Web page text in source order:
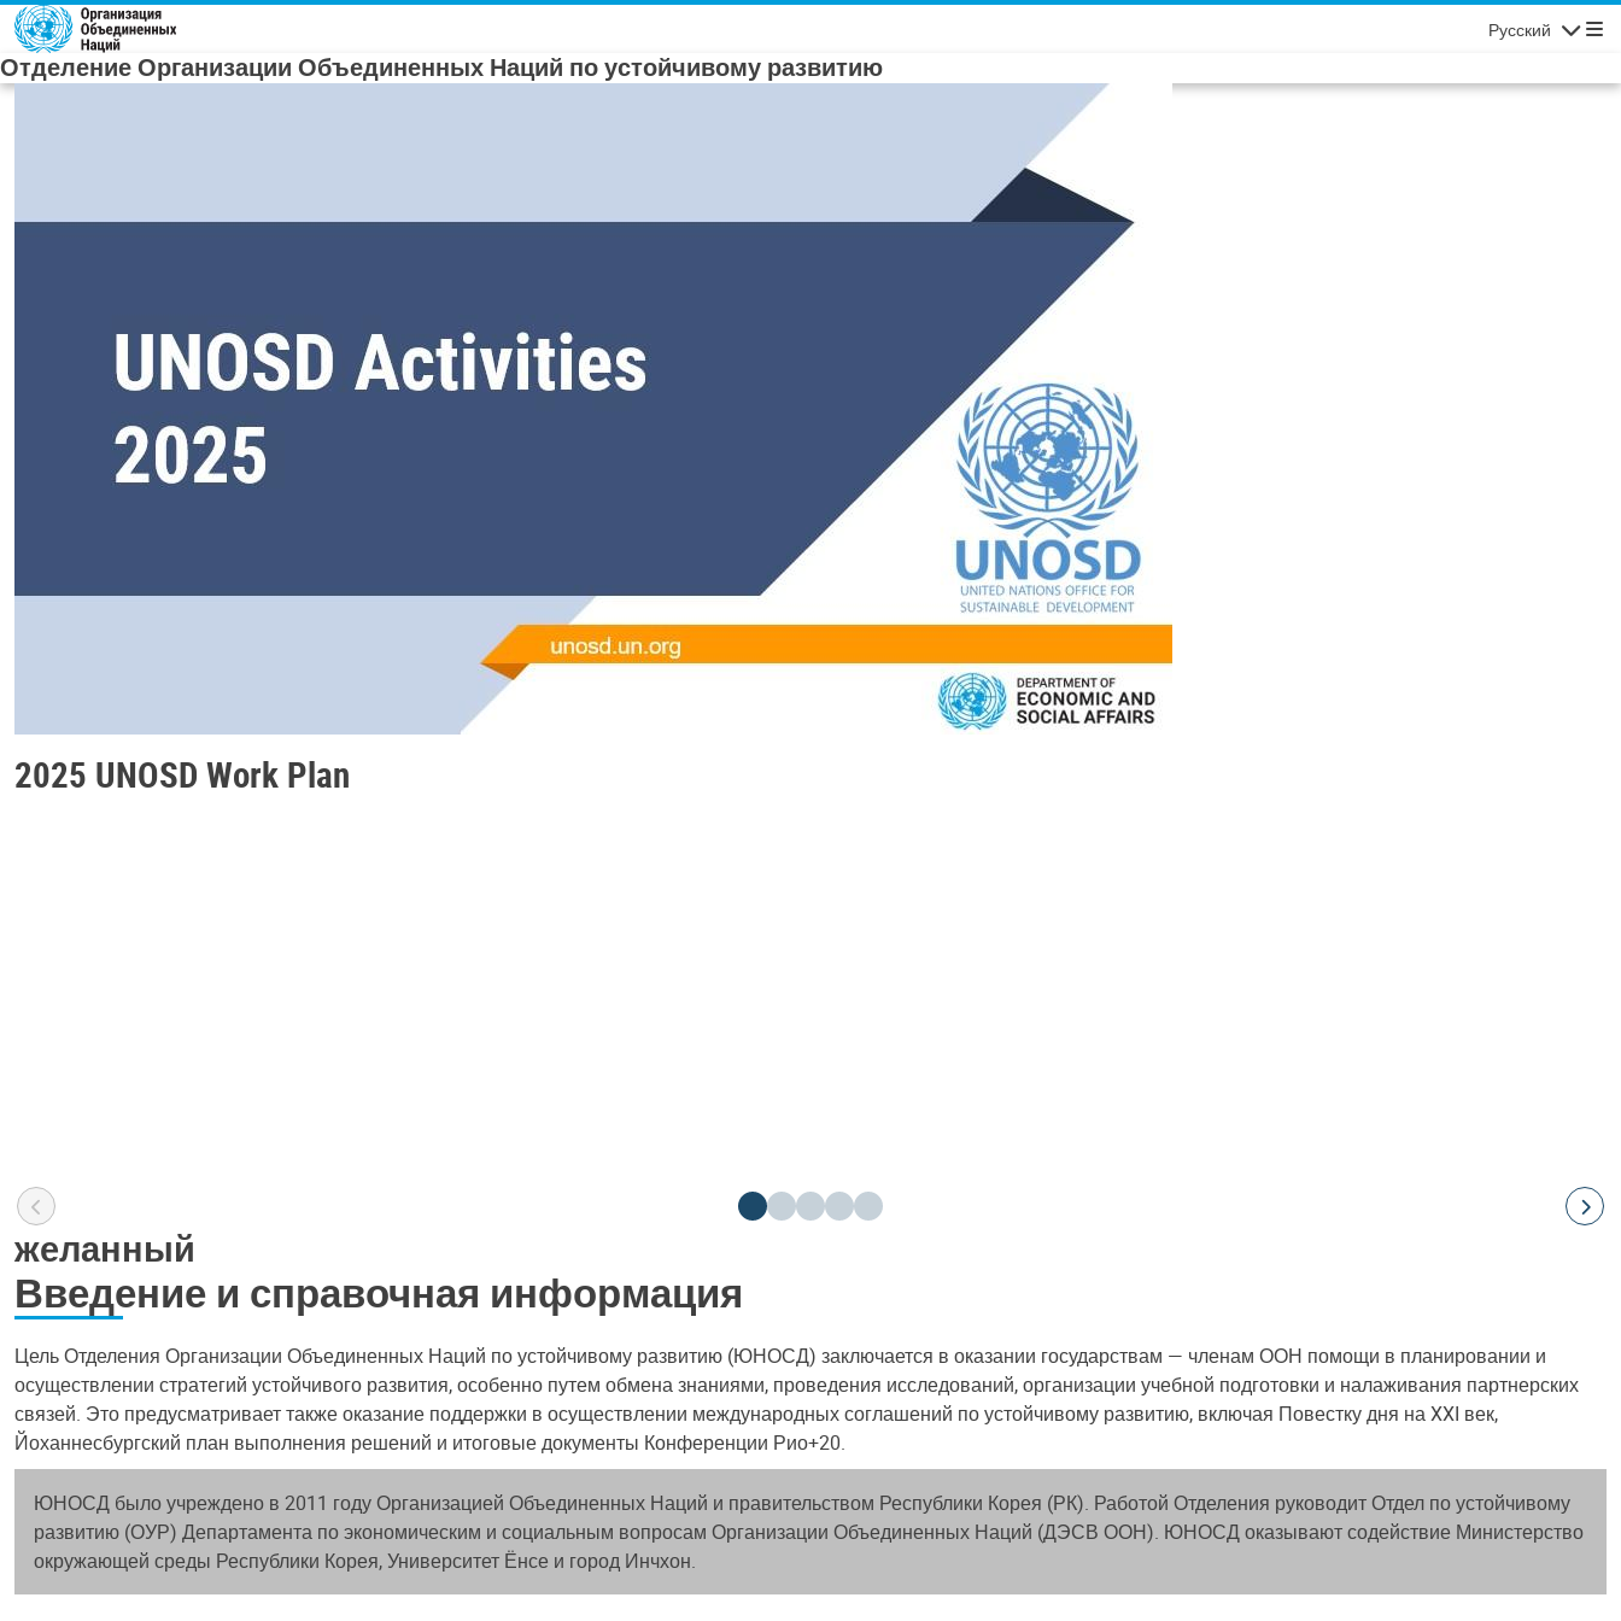
Skip to main content
Русский
Отделение Организации Объединенных Наций по устойчивому развитию
2025 UNOSD Work Plan
желанный
Введение и справочная информация
Цель Отделения Организации Объединенных Наций по устойчивому развитию (ЮНОСД) заключается в оказании государствам — членам ООН помощи в планировании и
осуществлении стратегий устойчивого развития, особенно путем обмена знаниями, проведения исследований, организации учебной подготовки и налаживания партнерских
связей. Это предусматривает также оказание поддержки в осуществлении международных соглашений по устойчивому развитию, включая Повестку дня на XXI век,
Йоханнесбургский план выполнения решений и итоговые документы Конференции Рио+20.
ЮНОСД было учреждено в 2011 году Организацией Объединенных Наций и правительством Республики Корея (РК). Работой Отделения руководит Отдел по устойчивому
развитию (ОУР) Департамента по экономическим и социальным вопросам Организации Объединенных Наций (ДЭСВ ООН). ЮНОСД оказывают содействие Министерство
окружающей среды Республики Корея, Университет Ёнсе и город Инчхон.